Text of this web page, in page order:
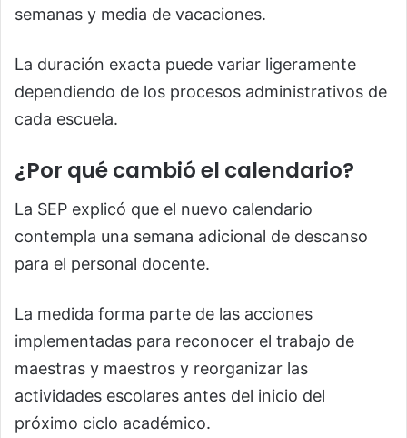
semanas y media de vacaciones.
La duración exacta puede variar ligeramente
dependiendo de los procesos administrativos de
cada escuela.
¿Por qué cambió el calendario?
La SEP explicó que el nuevo calendario
contempla una semana adicional de descanso
para el personal docente.
La medida forma parte de las acciones
implementadas para reconocer el trabajo de
maestras y maestros y reorganizar las
actividades escolares antes del inicio del
próximo ciclo académico.